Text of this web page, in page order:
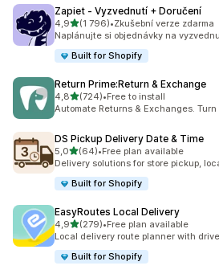
Zapiet ‑ Vyzvednutí + Doručení
4,9z 5 hvězd
(1 796)
Celkový počet recenzí: 1796
•Zkušební verze zdarma
Naplánujte si objednávky na
Built for Shopify
Return Prime:Return & Exchange
4,8z 5 hvězd
(724)
Celkový počet recenzí: 724
•Free to install
Automate Returns & Exchanges.
DS Pickup Delivery Date & Time
5,0z 5 hvězd
(64)
Celkový počet recenzí: 64
•Free plan available
Delivery solutions for store pickup,
Built for Shopify
EasyRoutes Local Delivery
4,9z 5 hvězd
(279)
Celkový počet recenzí: 279
•Free plan available
Local delivery route planner with
Built for Shopify